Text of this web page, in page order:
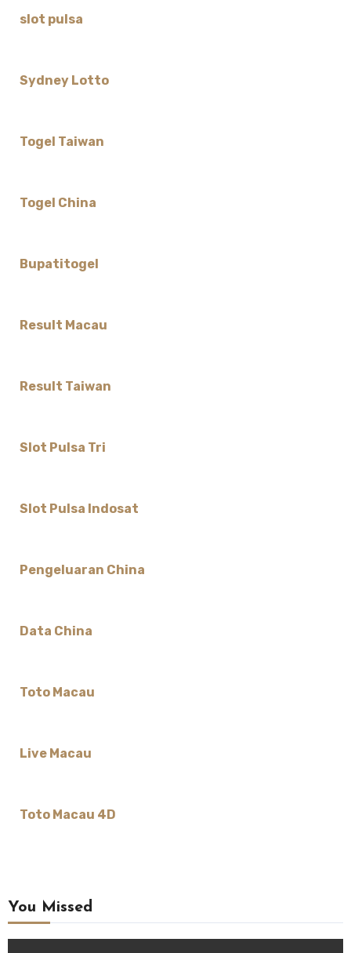
slot pulsa
Sydney Lotto
Togel Taiwan
Togel China
Bupatitogel
Result Macau
Result Taiwan
Slot Pulsa Tri
Slot Pulsa Indosat
Pengeluaran China
Data China
Toto Macau
Live Macau
Toto Macau 4D
You Missed